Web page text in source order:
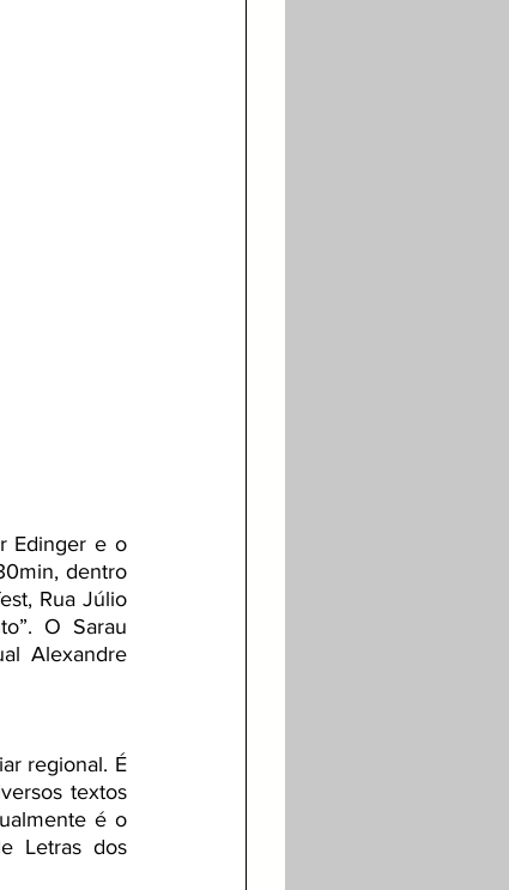
Edinger e o
dentro
Rua Júlio
O Sarau
Alexandre
regional. É
textos
é o
Letras dos